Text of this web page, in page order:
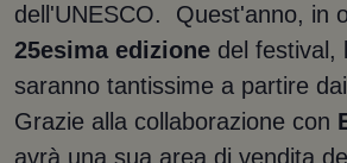
dell'UNESCO.
Quest'anno, in
25esima edizione del festival,
saranno tantissime a partire
Grazie alla collaborazione con
avrà una sua area di vendita